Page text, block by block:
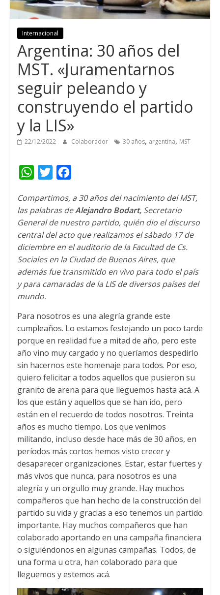
Internacional
Argentina: 30 años del
MST. «Juramentarnos
seguir peleando y
construyendo el partido
y la LIS»
22/12/2022 Colaborador 30 años, argentina, MST
W
a
t
s
A
p
p
i
t
t
e
r
c
e
b
o
o
k
Compartimos, a 30 años del nacimiento del MST,
las palabras deAlejandro Bodart,Secretario
General de nuestro partido, quién dio el discurso
central del acto que realizamos el sábado 17 de
diciembre en el auditorio de la Facultad de Cs.
Sociales en la Ciudad de Buenos Aires, que
además fue transmitido en vivo para todo el país
y para camaradas de la LIS de diversos países del
mundo.
Para nosotros es una alegría grande este
cumpleaños. Lo estamos festejando un poco tarde
porque en realidad fue a mitad de año, pero este
año vino muy cargado y no queríamos despedirlo
sin hacernos este homenaje para todos. Por eso,
quiero felicitar a todos aquellos que pusieron su
granito de arena para que lleguemos hasta acá. A
los que están y aquellos que se han ido, pero
están en el recuerdo de todos nosotros. Treinta
años es mucho tiempo. Los que venimos
militando, incluso desde hace más de 30 años, en
períodos más cortos hemos visto crecer y
desaparecer organizaciones. Estar, estar fuertes y
más vivos que nunca, para nosotros es una
alegría y un orgullo muy grande. Hay muchos
compañeros que han hecho de la construcción del
partido su vida y gracias a eso tenemos un partido
importante. Hay muchos compañeros que han
colaborado aportando en una campaña financiera
o siguiéndonos en algunas campañas. Todos, de
una forma u otra, han colaborado para que
lleguemos y estemos acá.